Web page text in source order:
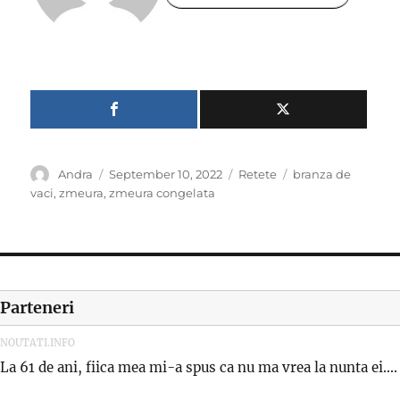
Author
Andra
Posted
on
September 10, 2022 Categories
Retete Tags
branza de
vaci,zmeura,zmeura congelata
Parteneri
NOUTATI.INFO
La 61 de ani, fiica mea mi-a spus ca nu ma vrea la nunta ei....